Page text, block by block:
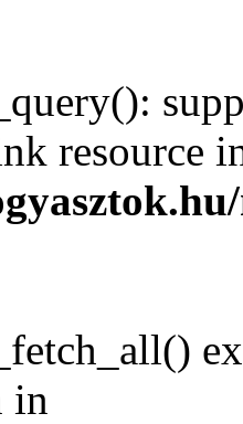
resource
in